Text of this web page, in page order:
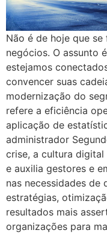
Não é de hoje que
negócios. O assunto
estejamos
convencer suas
modernização do
refere a eficiência
aplicação de
administrador
crise, a cultura
e auxilia gestores e
nas necessidades de
estratégias,
resultados mais
organizações para